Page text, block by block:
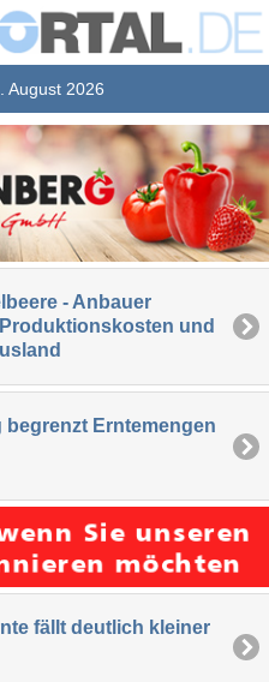
August 2026
- Anbauer
und
begrenzt Erntemengen
fällt deutlich kleiner